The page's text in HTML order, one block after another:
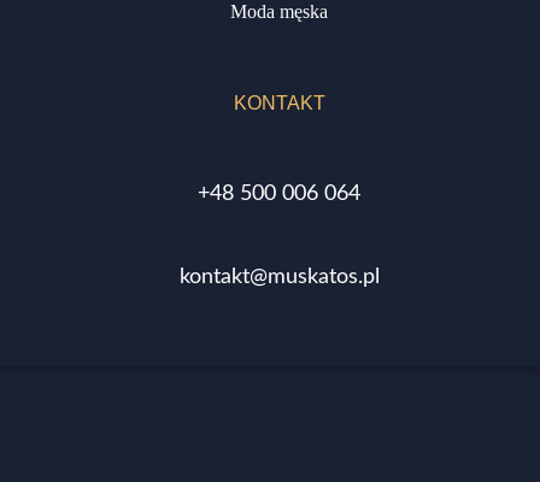
Moda męska
KONTAKT
+48 500 006 064
kontakt@muskatos.pl